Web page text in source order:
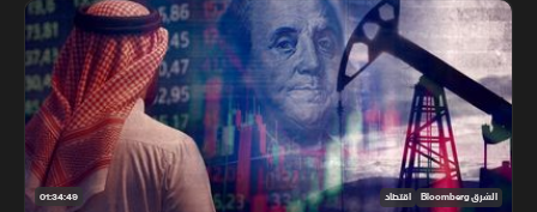
01:34:49 الشرق Bloomberg اقتصاد